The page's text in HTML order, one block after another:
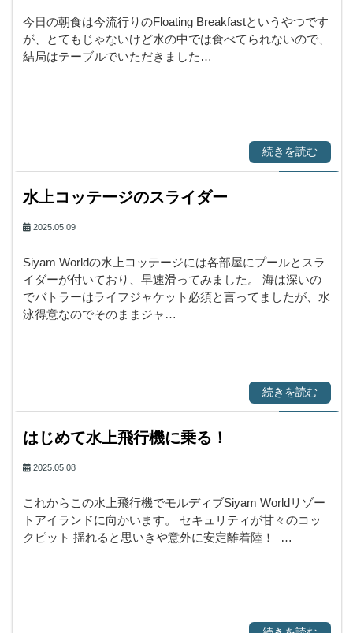
今日の朝食は今流行りのFloating Breakfastというやつです
が、とてもじゃないけど水の中では食べてられないので、
結局はテーブルでいただきました…
続きを読む
水上コッテージのスライダー
2025.05.09
Siyam Worldの水上コッテージには各部屋にプールとスラ
イダーが付いており、早速滑ってみました。 海は深いの
でバトラーはライフジャケット必須と言ってましたが、水
泳得意なのでそのままジャ…
続きを読む
はじめて水上飛行機に乗る！
2025.05.08
これからこの水上飛行機でモルディブSiyam Worldリゾー
トアイランドに向かいます。 セキュリティが甘々のコッ
クピット 揺れると思いきや意外に安定離着陸！ …